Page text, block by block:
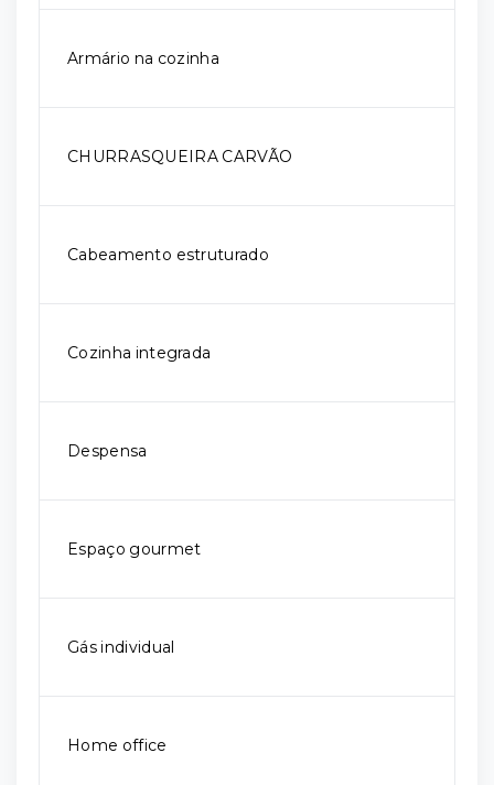
Armário na cozinha
CHURRASQUEIRA CARVÃO
Cabeamento estruturado
Cozinha integrada
Despensa
Espaço gourmet
Gás individual
Home office